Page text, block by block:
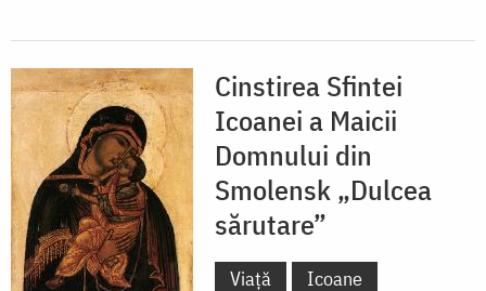
Cinstirea Sfintei
Icoanei a Maicii
Domnului din
Smolensk „Dulcea
sărutare”
Viață
Icoane